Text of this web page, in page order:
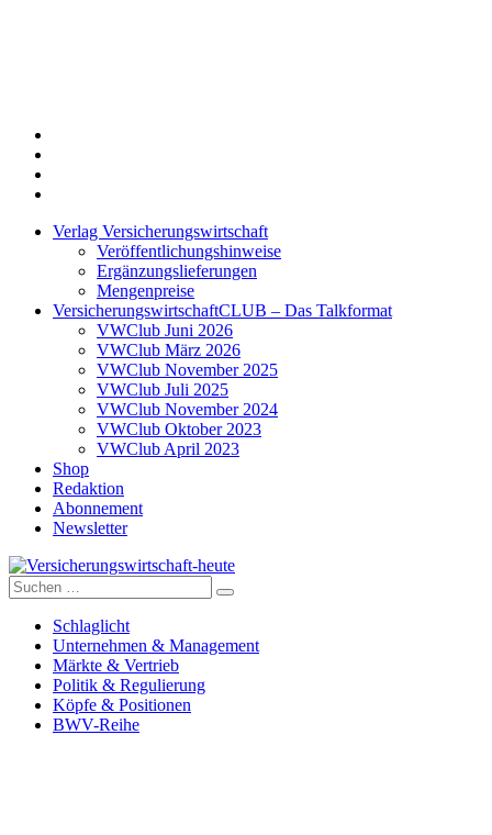
Verlag Versicherungswirtschaft
Veröffentlichungshinweise
Ergänzungslieferungen
Mengenpreise
VersicherungswirtschaftCLUB – Das Talkformat
VWClub Juni 2026
VWClub März 2026
VWClub November 2025
VWClub Juli 2025
VWClub November 2024
VWClub Oktober 2023
VWClub April 2023
Shop
Redaktion
Abonnement
Newsletter
Versicherungswirtschaft-heute
Suche
nach:
Schlaglicht
Unternehmen & Management
Märkte & Vertrieb
Politik & Regulierung
Köpfe & Positionen
BWV-Reihe